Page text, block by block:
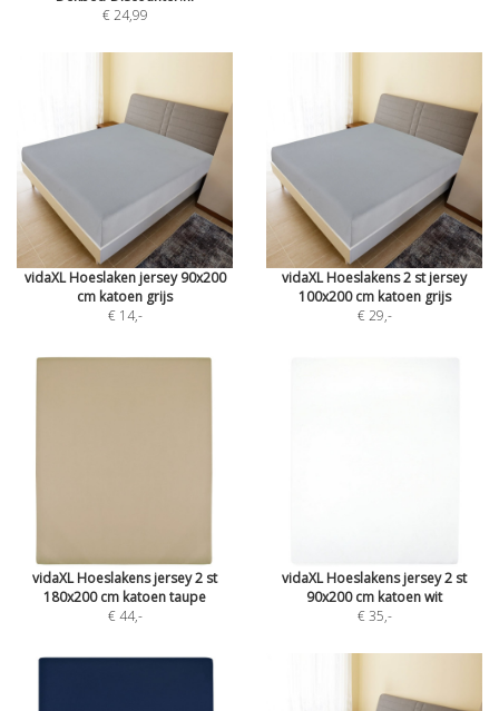
€ 24,99
vidaXL Hoeslaken jersey 90x200
cm katoen grijs
€ 14,-
vidaXL Hoeslakens 2 st jersey
100x200 cm katoen grijs
€ 29,-
vidaXL Hoeslakens jersey 2 st
180x200 cm katoen taupe
€ 44,-
vidaXL Hoeslakens jersey 2 st
90x200 cm katoen wit
€ 35,-